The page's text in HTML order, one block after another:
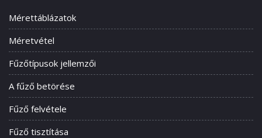
Mérettáblázatok
Méretvétel
Fűzőtípusok jellemzői
A fűző betörése
Fűző felvétele
Fűző tisztítása